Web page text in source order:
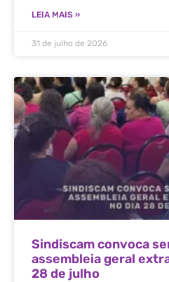
LEIA MAIS »
31 de julho de 2026
Sindiscam convoca
assembleia geral
28 de julho